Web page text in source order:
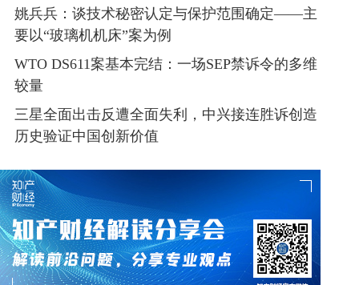
姚兵兵：谈技术秘密认定与保护范围确定——主
要以“玻璃机机床”案为例
WTO DS611案基本完结：一场SEP禁诉令的多维
较量
三星全面出击反遭全面失利，中兴接连胜诉创造
历史验证中国创新价值